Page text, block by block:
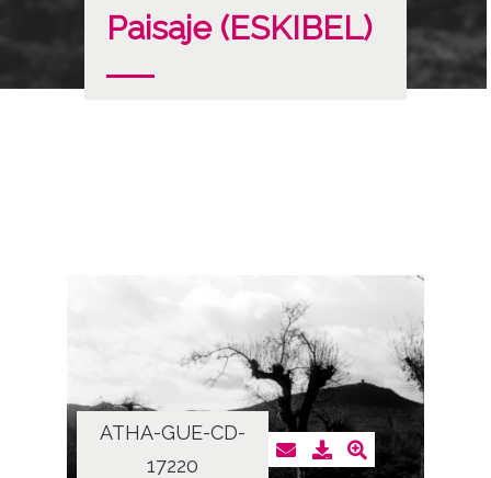
Paisaje (ESKIBEL)
ATHA-GUE-CD-
17220